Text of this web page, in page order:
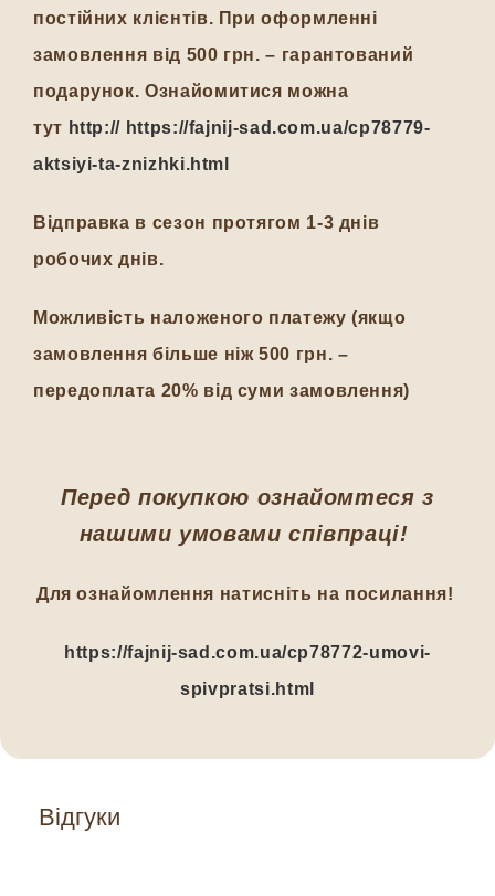
Відгуки
постійних клієнтів. При оформленні
замовлення від 500 грн. – гарантований
подарунок. Ознайомитися можна
тут http:// https://fajnij-sad.com.ua/cp78779-
aktsiyi-ta-znizhki.html
Відправка в сезон протягом 1-3 днів
робочих днів.
Можливість наложеного платежу (якщо
замовлення більше ніж 500 грн. –
передоплата 20% від суми замовлення)
Перед покупкою ознайомтеся з
нашими умовами співпраці!
Для ознайомлення натисніть на посилання!
https://fajnij-sad.com.ua/cp78772-umovi-
spivpratsi.html